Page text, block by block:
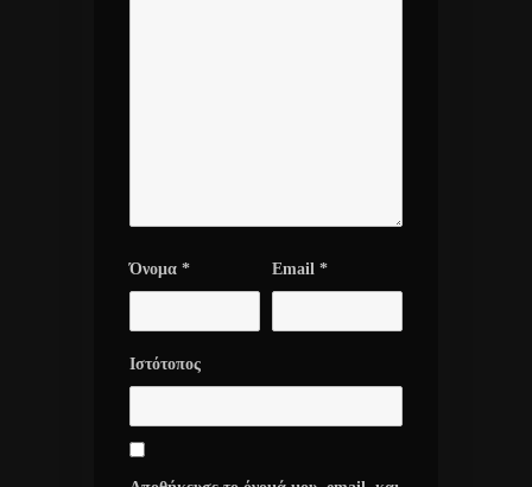
Όνομα * Email *
Ιστότοπος